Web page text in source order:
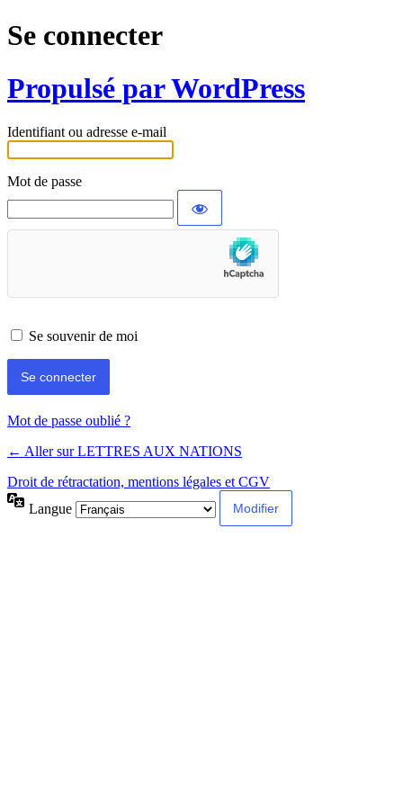
Se connecter
Propulsé par WordPress
Identifiant ou adresse e-mail
Mot de passe
Se souvenir de moi
Alternative:
Mot de passe oublié ?
← Aller sur LETTRES AUX NATIONS
Droit de rétractation, mentions légales et CGV
Langue